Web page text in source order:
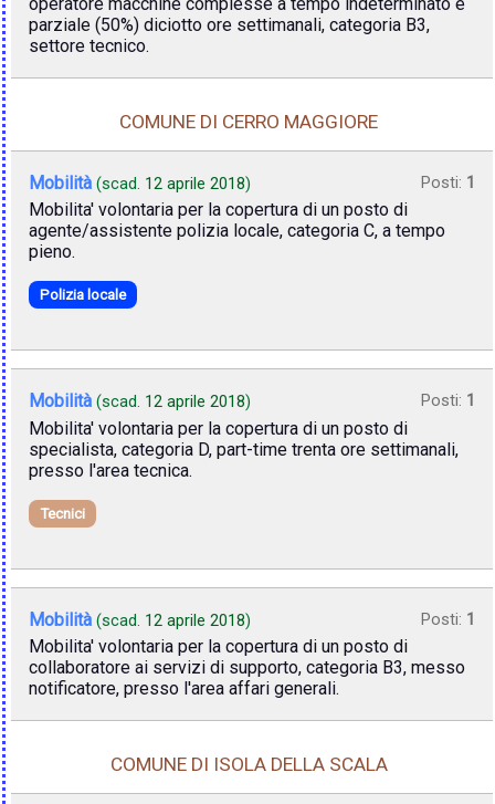
parziale (50%) diciotto ore settimanali, categoria B3,
settore tecnico.
COMUNE DI CERRO MAGGIORE
Mobilità (scad. 12 aprile 2018) Posti: 1
Mobilita' volontaria per la copertura di un posto di
agente/assistente polizia locale, categoria C, a tempo
pieno.
Polizia locale
Mobilità (scad. 12 aprile 2018) Posti: 1
Mobilita' volontaria per la copertura di un posto di
specialista, categoria D, part-time trenta ore settimanali,
presso l'area tecnica.
Tecnici
Mobilità (scad. 12 aprile 2018) Posti: 1
Mobilita' volontaria per la copertura di un posto di
collaboratore ai servizi di supporto, categoria B3, messo
notificatore, presso l'area affari generali.
COMUNE DI ISOLA DELLA SCALA